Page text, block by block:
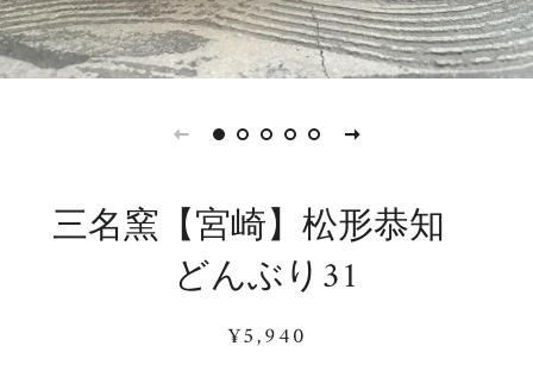
三名窯【宮崎】松形恭知
どんぶり31
通
販
¥5,940